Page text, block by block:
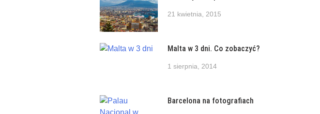
21 kwietnia, 2015
Malta w 3 dni. Co zobaczyć?
1 sierpnia, 2014
Barcelona na fotografiach